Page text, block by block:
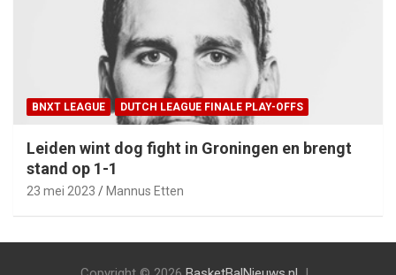
BNXT LEAGUE DUTCH LEAGUE FINALE PLAY-OFFS
Leiden wint dog fight in Groningen en brengt
stand op 1-1
23 mei 2023 Mannus Etten